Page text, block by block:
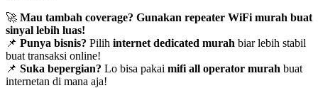
🚀 Mau tambah coverage? Gunakan repeater WiFi murah buat
sinyal lebih luas!
📌 Punya bisnis? Pilih internet dedicated murah biar lebih stabil
buat transaksi online!
📌 Suka bepergian? Lo bisa pakai mifi all operator murah buat
internetan di mana aja!